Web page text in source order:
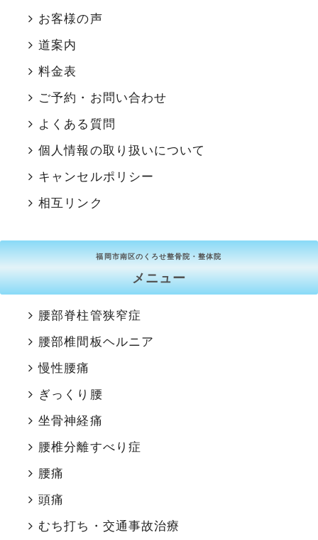
お客様の声
道案内
料金表
ご予約・お問い合わせ
よくある質問
個人情報の取り扱いについて
キャンセルポリシー
相互リンク
福岡市南区のくろせ整骨院・整体院
メニュー
腰部脊柱管狭窄症
腰部椎間板ヘルニア
慢性腰痛
ぎっくり腰
坐骨神経痛
腰椎分離すべり症
腰痛
頭痛
むち打ち・交通事故治療